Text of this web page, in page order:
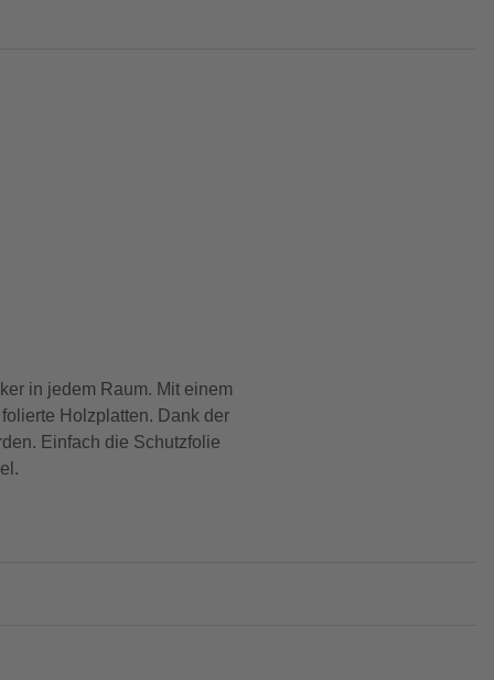
in jedem Raum. Mit einem
Holzplatten. Dank der
Einfach die Schutzfolie